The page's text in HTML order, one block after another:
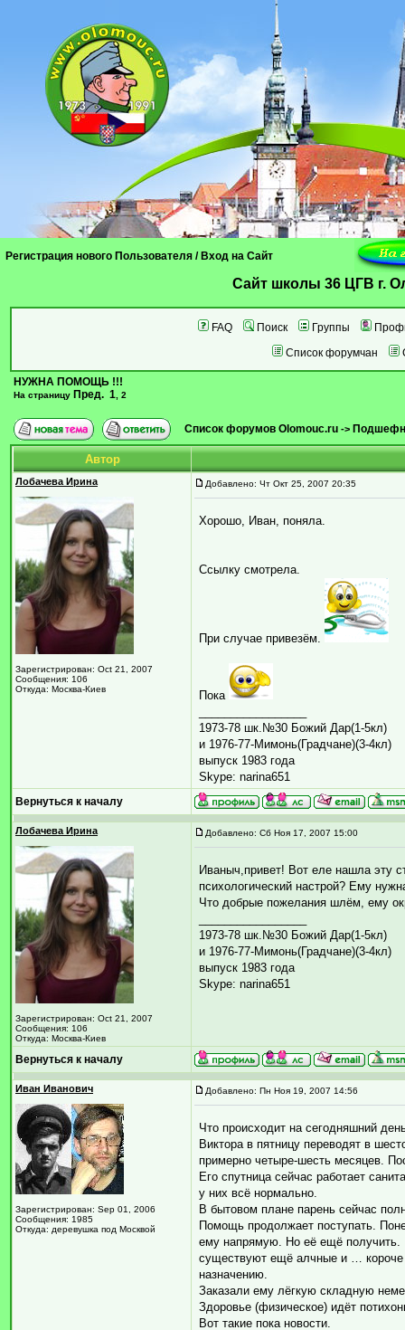
Регистрация нового Пользователя / Вход на Сайт
Cайт школы 36 ЦГВ г.
FAQ Поиск Группы
Список форумчан
НУЖНА ПОМОЩЬ !!!
На страницу Пред. 1 2
Список форумов Olomouc.ru ->
Автор
Лобачева Ирина
Зарегистрирован: Oct 21, 2007
Сообщения: 106
Откуда: Москва-Киев
Добавлено: Чт Окт 25, 2007 20:35
Хорошо, Иван, поняла.
Ссылку смотрела.
При случае привезём.
Пока
1973-78 шк.№30 Божий Дар(1-5кл)
и 1976-77-Мимонь(Градчане)(3-4кл)
выпуск 1983 года
Skype: narina651
Вернуться к началу
Лобачева Ирина
Зарегистрирован: Oct 21, 2007
Сообщения: 106
Откуда: Москва-Киев
Добавлено: Сб Ноя 17, 2007 15:00
Иваныч,привет! Вот еле нашла эту
психологический настрой? Ему
Что добрые пожелания шлём, ему
1973-78 шк.№30 Божий Дар(1-5кл)
и 1976-77-Мимонь(Градчане)(3-4кл)
выпуск 1983 года
Skype: narina651
Вернуться к началу
Иван Иванович
Зарегистрирован: Sep 01, 2006
Сообщения: 1985
Откуда: деревушка под Москвой
Добавлено: Пн Ноя 19, 2007 14:56
Что происходит на сегодняшний
Виктора в пятницу переводят в
примерно четыре-шесть месяцев.
Его спутница сейчас работает
у них всё нормально.
В бытовом плане парень сейчас
Помощь продолжает поступать.
ему напрямую. Но её ещё получить.
существуют ещё алчные и … короче
назначению.
Заказали ему лёгкую складную
Здоровье (физическое) идёт
Вот такие пока новости.